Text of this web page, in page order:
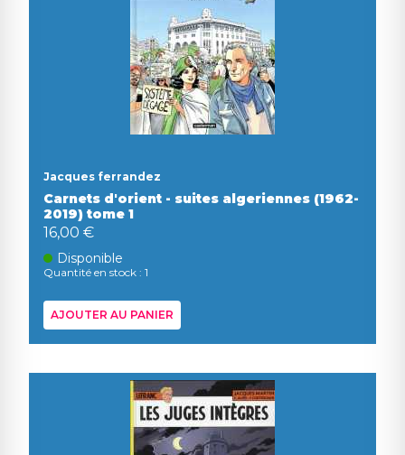
Jacques ferrandez
Carnets d'orient - suites algeriennes (1962-
2019) tome 1
16,00 €
Disponible
Quantité en stock : 1
AJOUTER AU PANIER